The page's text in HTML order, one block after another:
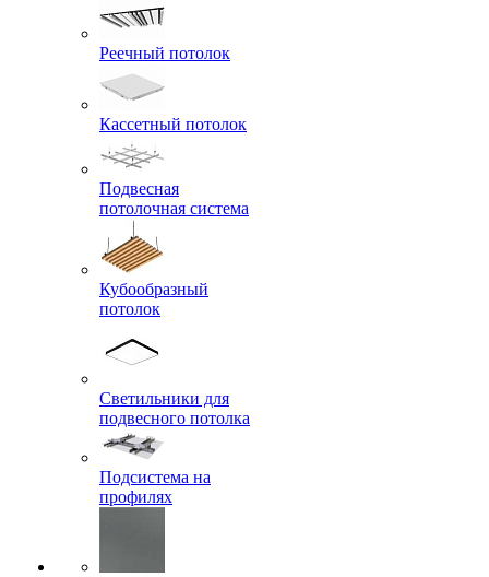
Реечный потолок
Кассетный потолок
Подвесная
потолочная система
Кубообразный
потолок
Светильники для
подвесного потолка
Подсистема на
профилях